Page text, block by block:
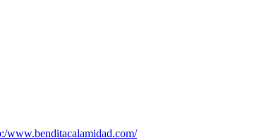
www.benditacalamidad.com/